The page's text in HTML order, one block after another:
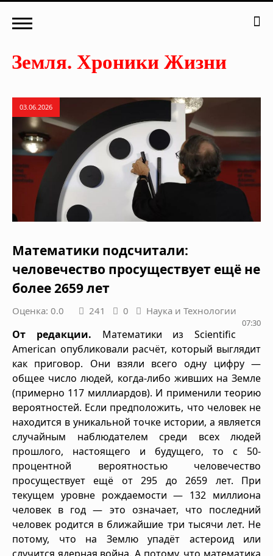
03.06.2026
Математики подсчитали:
человечество просуществует ещё не
более 2659 лет
Оценка: 0.0 241 0 Наука и Технологии
07:30
От редакции. Математики из Scientific
American опубликовали расчёт, который выглядит
как приговор. Они взяли всего одну цифру —
общее число людей, когда-либо живших на Земле
(примерно 117 миллиардов). И применили теорию
вероятностей. Если предположить, что человек не
находится в уникальной точке истории, а является
случайным наблюдателем среди всех людей
прошлого, настоящего и будущего, то с 50-
процентной вероятностью человечество
просуществует ещё от 295 до 2659 лет. При
текущем уровне рождаемости — 132 миллиона
человек в год — это означает, что последний
человек родится в ближайшие три тысячи лет. Не
потому, что на Землю упадёт астероид или